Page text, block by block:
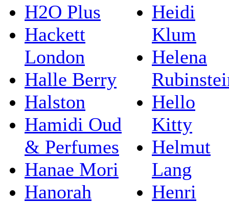
H2O Plus
Hackett
London
Halle Berry
Halston
Hamidi Oud
& Perfumes
Hanae Mori
Hanorah
Heidi
Klum
Helena
Hello
Kitty
Helmut
Lang
Henri